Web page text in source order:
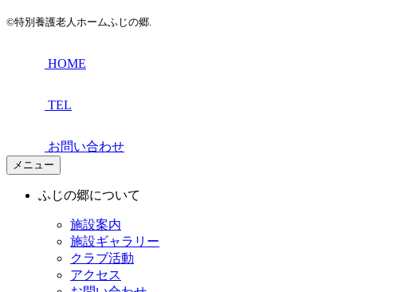
©特別養護老人ホームふじの郷.
HOME
TEL
お問い合わせ
メニュー
ふじの郷について
施設案内
施設ギャラリー
クラブ活動
アクセス